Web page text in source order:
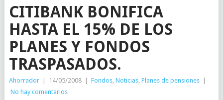
CITIBANK BONIFICA
HASTA EL 15% DE LOS
PLANES Y FONDOS
TRASPASADOS.
Ahorrador 14/05/2008 Fondos, Noticias, Planes de pensiones
No hay comentarios